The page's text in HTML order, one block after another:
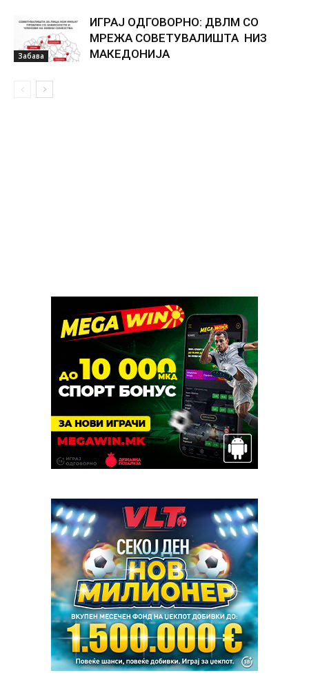
Забава
ИГРАЈ ОДГОВОРНО: ДВЛМ СО
МРЕЖА СОВЕТУВАЛИШТА НИЗ
МАКЕДОНИЈА